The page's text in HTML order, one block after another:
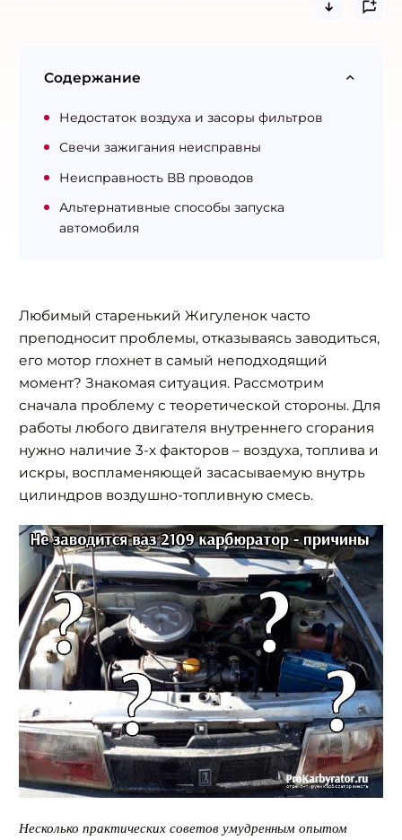
Любимый старенький Жигуленок часто
преподносит проблемы, отказываясь заводиться,
его мотор глохнет в самый неподходящий
момент? Знакомая ситуация. Рассмотрим
сначала проблему с теоретической стороны. Для
работы любого двигателя внутреннего сгорания
нужно наличие 3-х факторов – воздуха, топлива и
искры, воспламеняющей засасываемую внутрь
цилиндров воздушно-топливную смесь.
Несколько практических советов умудренным опытом
Содержание
Недостаток воздуха и засоры фильтров
Свечи зажигания неисправны
Неисправность ВВ проводов
Альтернативные способы запуска
автомобиля